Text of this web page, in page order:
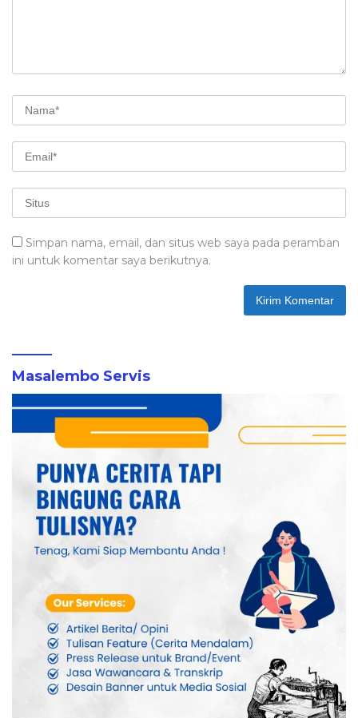
Simpan nama, email, dan situs web saya pada peramban
ini untuk komentar saya berikutnya.
Masalembo Servis